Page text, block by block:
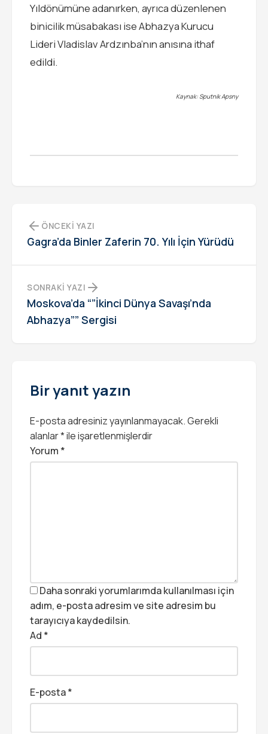
Yıldönümüne adanırken, ayrıca düzenlenen
binicilik müsabakası ise Abhazya Kurucu
Lideri Vladislav Ardzınba’nın anısına ithaf
edildi.
Kaynak: Sputnik Apsny
ÖNCEKI YAZI
Gagra’da Binler Zaferin 70. Yılı İçin Yürüdü
SONRAKI YAZI
Moskova’da “”İkinci Dünya Savaşı’nda
Abhazya”” Sergisi
Bir yanıt yazın
E-posta adresiniz yayınlanmayacak.Gerekli
alanlar*ile işaretlenmişlerdir
Yorum *
Daha sonraki yorumlarımda kullanılması için
adım, e-posta adresim ve site adresim bu
tarayıcıya kaydedilsin.
Ad *
E-posta*